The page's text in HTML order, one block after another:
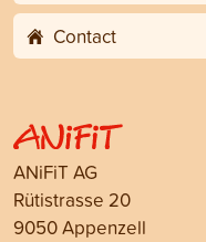
Contact
ANiFiT AG
Rütistrasse 20
9050 Appenzell